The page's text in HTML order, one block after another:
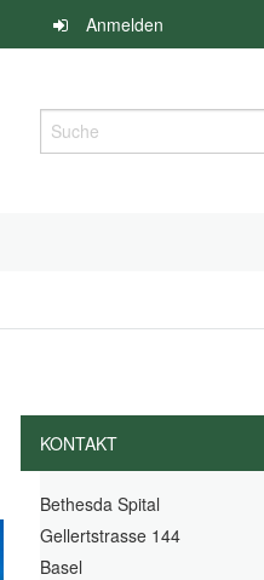
Anmelden
Suche
KONTAKT
Bethesda Spital
Gellertstrasse 144
Basel